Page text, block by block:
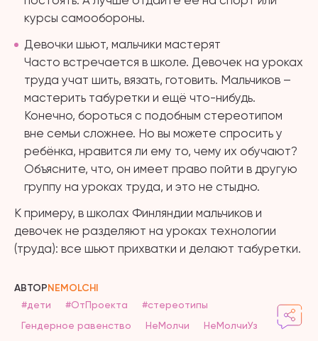
курсы самообороны.
Девочки шьют, мальчики мастерят
Часто встречается в школе. Девочек на уроках
труда учат шить, вязать, готовить. Мальчиков –
мастерить табуретки и ещё что-нибудь.
Конечно, бороться с подобным стереотипом
вне семьи сложнее. Но вы можете спросить у
ребёнка, нравится ли ему то, чему их обучают?
Объясните, что, он имеет право пойти в другую
группу на уроках труда, и это не стыдно.
К примеру, в школах Финляндии мальчиков и
девочек не разделяют на уроках технологии
(труда): все шьют прихватки и делают табуретки.
АВТОРNEMOLCHI
#дети #ОтПроекта
#стереотипы
Гендерное равенство
НеМолчи НеМолчиУз